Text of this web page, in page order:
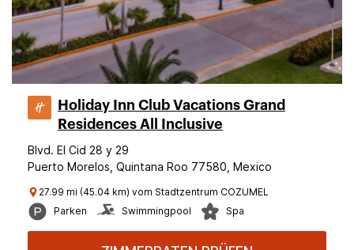
Holiday Inn Club Vacations Grand
Residences All Inclusive
Blvd. El Cid 28 y 29
Puerto Morelos, Quintana Roo 77580, Mexico
27.99 mi (45.04 km) vom Stadtzentrum COZUMEL
Parken
Swimmingpool Spa